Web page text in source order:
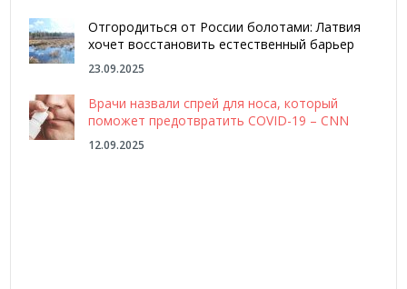
Отгородиться от России болотами: Латвия
хочет восстановить естественный барьер
23.09.2025
Врачи назвали спрей для носа, который
поможет предотвратить COVID-19 – CNN
12.09.2025